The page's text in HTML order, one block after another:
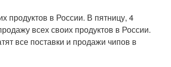
продуктов в России. В пятницу, 4
всех своих продуктов в России.
все поставки и продажи чипов в